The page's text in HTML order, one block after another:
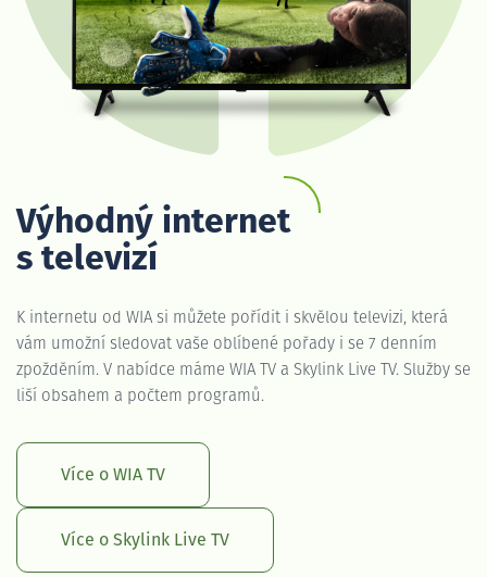
Výhodný internet
s televizí
K internetu od WIA si můžete pořídit i skvělou televizi, která
vám umožní sledovat vaše oblíbené pořady i se 7 denním
zpožděním. V nabídce máme WIA TV a Skylink Live TV. Služby se
liší obsahem a počtem programů.
Více o WIA TV
Více o Skylink Live TV